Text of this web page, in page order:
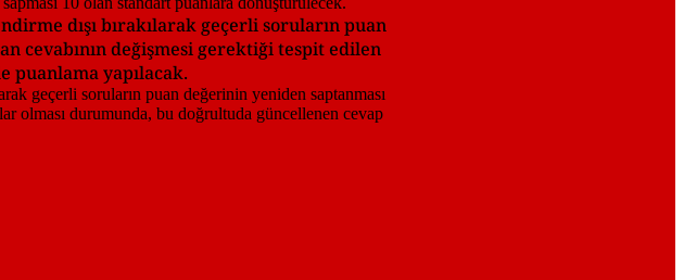
dışı bırakılarak geçerli soruların puan
cevabının değişmesi gerektiği tespit edilen
puanlama yapılacak.